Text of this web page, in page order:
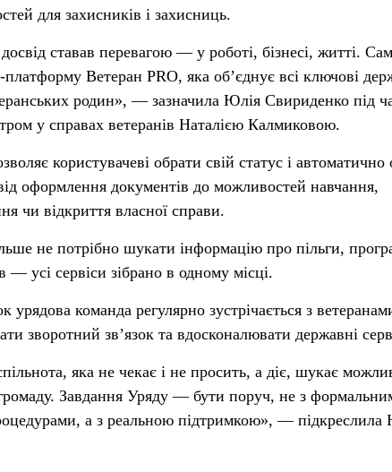
для захисників і захисниць.
ставав перевагою — у роботі, бізнесі, житті.
Ветеран PRO, яка об’єднує всі ключові
родин», — зазначила Юлія Свириденко під
у справах ветеранів Наталією Калмиковою.
користувачеві обрати свій статус і автоматично
оформлення документів до можливостей навчання,
чи відкриття власної справи.
не потрібно шукати інформацію про пільги,
— усі сервіси зібрано в одному місці.
урядова команда регулярно зустрічається з
зворотний зв’язок та вдосконалювати державні
яка не чекає і не просить, а діє, шукає
Завдання Уряду — бути поруч, не з
а з реальною підтримкою», — підкреслила